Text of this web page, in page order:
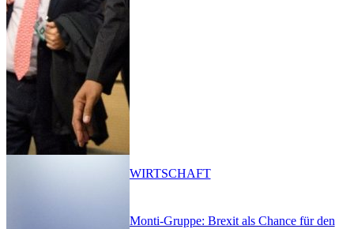
Monti-Gruppe: Brexit als Chance für den
WIRTSCHAFT